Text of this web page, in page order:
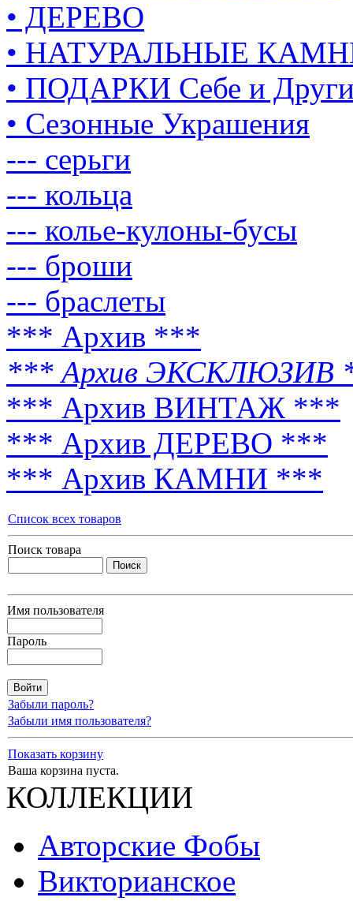
• ДЕРЕВО
• НАТУРАЛЬНЫЕ
• ПОДАРКИ Себе и
• Сезонные Украшения
--- серьги
--- кольца
--- колье-кулоны-бусы
--- броши
--- браслеты
*** Архив ***
*** Архив ЭКСКЛЮЗИВ
*** Архив ВИНТАЖ ***
*** Архив ДЕРЕВО ***
*** Архив КАМНИ ***
Список всех товаров
Поиск товара
Имя пользователя
Пароль
Забыли пароль?
Забыли имя пользователя?
Показать корзину
Ваша корзина пуста.
КОЛЛЕКЦИИ
Авторские Фобы
Викторианское